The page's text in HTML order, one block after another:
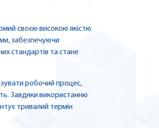
своєю високою якістю
забезпечуючи
стандартів та стане
робочий процес,
Завдяки використанню
тривалий термін